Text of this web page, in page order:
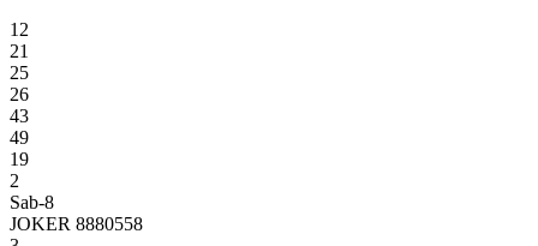
12
21
25
26
43
49
19
2
Sab-8
JOKER 8880558